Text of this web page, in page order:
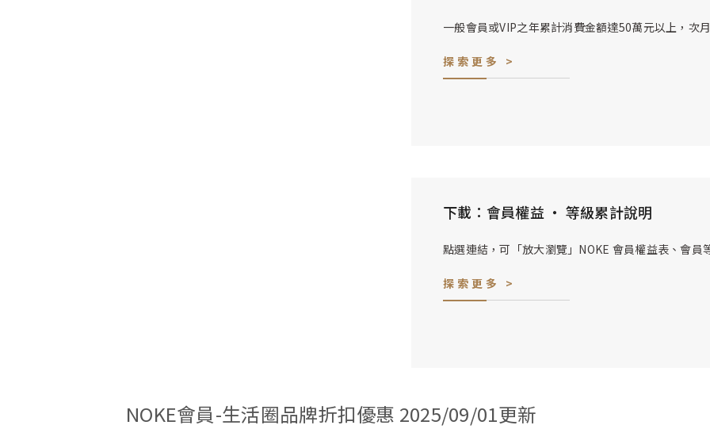
一般會員或VIP之年累計消費金額達50萬元以上，次
探索更多 >
下載：會員權益 ‧ 等級累計說明
點選連結，可「放大瀏覽」NOKE 會員權益表、會員
探索更多 >
NOKE會員-生活圈品牌折扣優惠 2025/09/01更新